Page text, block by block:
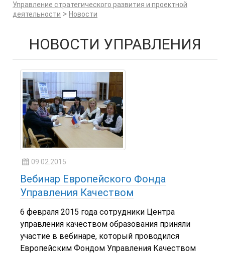
Управление стратегического развития и проектной
деятельности > Новости
НОВОСТИ УПРАВЛЕНИЯ
09.02.2015
Вебинар Европейского Фонда
Управления Качеством
6 февраля 2015 года сотрудники Центра
управления качеством образования приняли
участие в вебинаре, который проводился
Европейским Фондом Управления Качеством